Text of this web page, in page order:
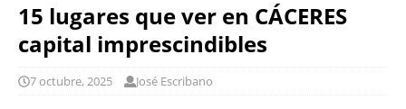
15 lugares que ver en CÁCERES
capital imprescindibles
7 octubre, 2025 José Escribano